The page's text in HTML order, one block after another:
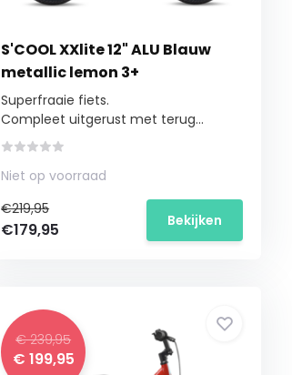
S'COOL XXlite 12" ALU Blauw
metallic lemon 3+
Superfraaie fiets.
Compleet uitgerust met terug...
Niet op voorraad
€219,95
€179,95 Bekijken
€ 239,95
€ 199,95